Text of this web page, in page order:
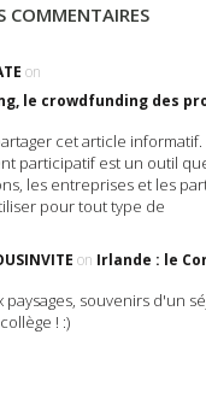
COMMENTAIRES
on
le crowdfunding des
cet article informatif.
participatif est un outil
les entreprises et les
pour tout type de
on Irlande : le
paysages, souvenirs d'un
! :)